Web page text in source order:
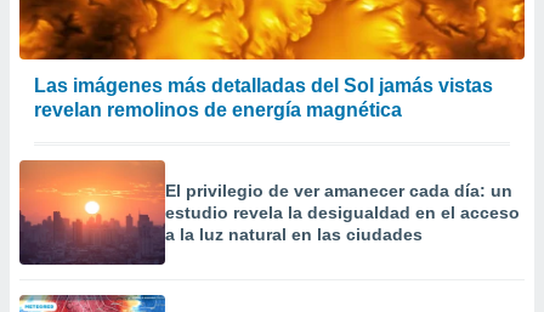
Las imágenes más detalladas del Sol jamás vistas
revelan remolinos de energía magnética
El privilegio de ver amanecer cada día: un
estudio revela la desigualdad en el acceso
a la luz natural en las ciudades